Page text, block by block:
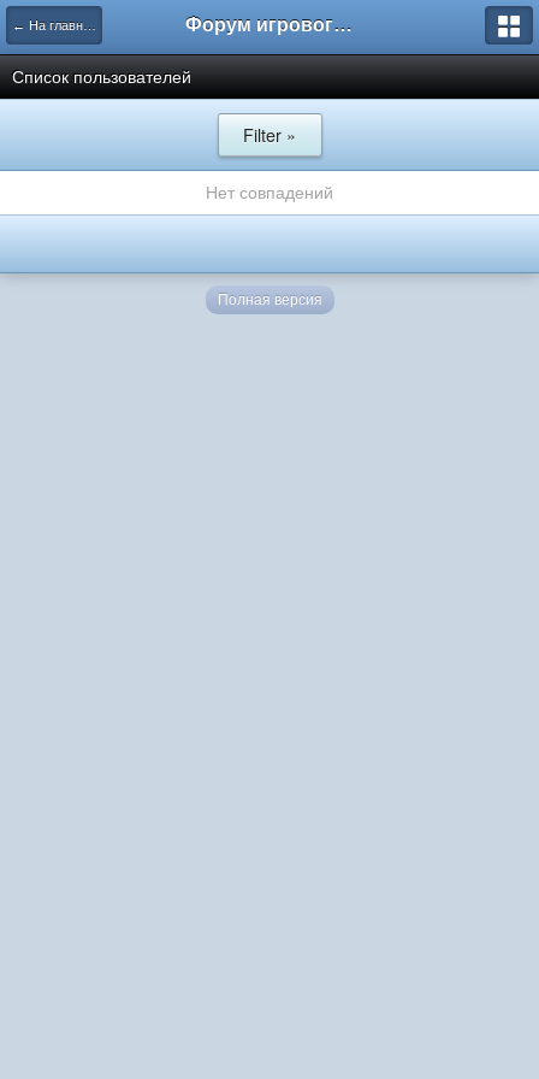
← На главную Форум игрового проекта Riverrise
Список пользователей
Filter »
Нет совпадений
Полная версия